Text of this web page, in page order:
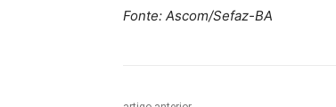
Fonte: Ascom/Sefaz-BA